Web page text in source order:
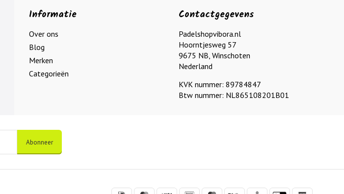
Informatie
Over ons
Blog
Merken
Categorieën
Contactgegevens
Padelshopvibora.nl
Hoorntjesweg 57
9675 NB, Winschoten
Nederland
KVK nummer: 89784847
Btw nummer: NL865108201B01
Abonneer